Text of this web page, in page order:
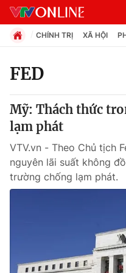
Chuyên mục
Chính trị
Xã hội
Pháp luật
Thế giới
CHÍNH TRỊ XÃ HỘI
FED
Mỹ: Thách thức
lạm phát
VTV.vn - Theo Chủ tịch
nguyên lãi suất không
trường chống lạm phát.